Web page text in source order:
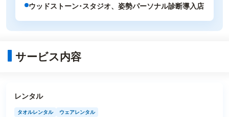
ウッドストーン･スタジオ、姿勢パーソナル診断導入店
サービス内容
レンタル
タオルレンタル ウェアレンタル